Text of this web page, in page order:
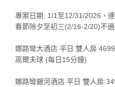
專案日期: 1/1至12/31/2026，
春節除夕至初三(2/16-2/20)不適
娜路彎大酒店 平日 雙人房
高爾夫球 (每日15分鐘)
娜路彎銀河酒店 平日 雙人房